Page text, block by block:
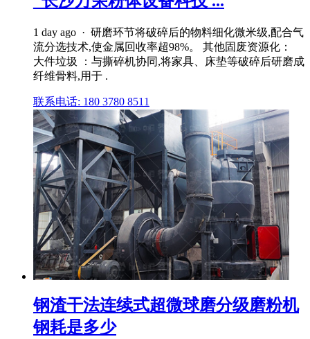
1 day ago · 研磨环节将破碎后的物料细化微米级,配合气
流分选技术,使金属回收率超98%。 其他固废资源化：
大件垃圾 ：与撕碎机协同,将家具、床垫等破碎后研磨成
纤维骨料,用于 .
联系电话: 180 3780 8511
钢渣干法连续式超微球磨分级磨粉机
钢耗是多少